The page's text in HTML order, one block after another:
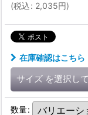
(税込: 2,035円)
在庫確認はこちら
サイズ を選択し
数量: